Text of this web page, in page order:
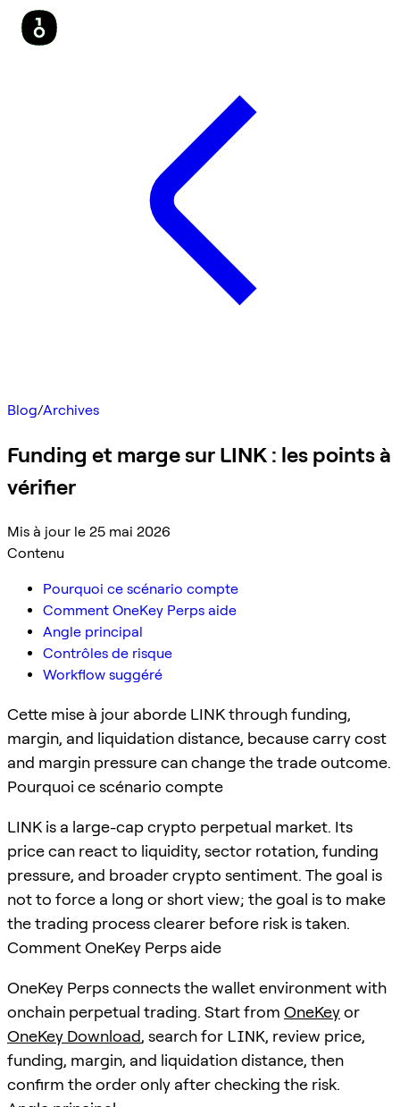
Blog/Archives
Funding et marge sur LINK : les points à
vérifier
Mis à jour le 25 mai 2026
Contenu
Pourquoi ce scénario compte
Comment OneKey Perps aide
Angle principal
Contrôles de risque
Workflow suggéré
Cette mise à jour aborde LINK through funding,
margin, and liquidation distance, because carry cost
and margin pressure can change the trade outcome.
Pourquoi ce scénario compte
LINK is a large-cap crypto perpetual market. Its
price can react to liquidity, sector rotation, funding
pressure, and broader crypto sentiment. The goal is
not to force a long or short view; the goal is to make
the trading process clearer before risk is taken.
Comment OneKey Perps aide
OneKey Perps connects the wallet environment with
onchain perpetual trading. Start from OneKeyor
OneKey Download, search for LINK, review price,
funding, margin, and liquidation distance, then
confirm the order only after checking the risk.